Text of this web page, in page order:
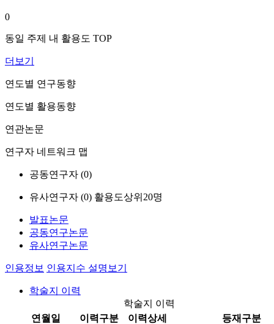
0
동일 주제 내 활용도 TOP
더보기
연도별 연구동향
연도별 활용동향
연관논문
연구자 네트워크 맵
공동연구자 (0)
유사연구자 (0) 활용도상위20명
발표논문
공동연구논문
유사연구논문
인용정보 인용지수 설명보기
학술지 이력
학술지 이력
연월일
이력구분 이력상세 등재구분